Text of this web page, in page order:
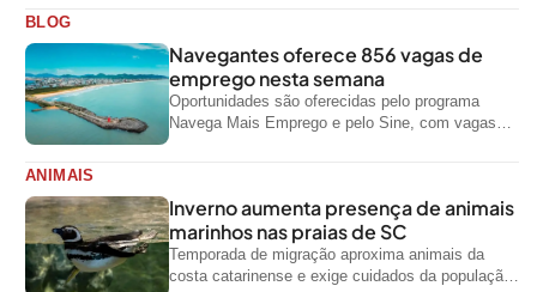
BLOG
Navegantes oferece 856 vagas de
emprego nesta semana
Oportunidades são oferecidas pelo programa
Navega Mais Emprego e pelo Sine, com vagas
ANIMAIS
Inverno aumenta presença de animais
marinhos nas praias de SC
Temporada de migração aproxima animais da
costa catarinense e exige cuidados da população